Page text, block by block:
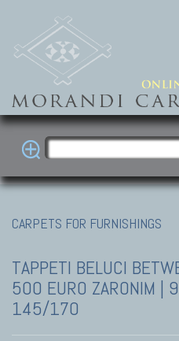
CARPETS FOR FURNISHINGS
TAPPETI BELUCI
500 EURO ZARONIM |
145/170